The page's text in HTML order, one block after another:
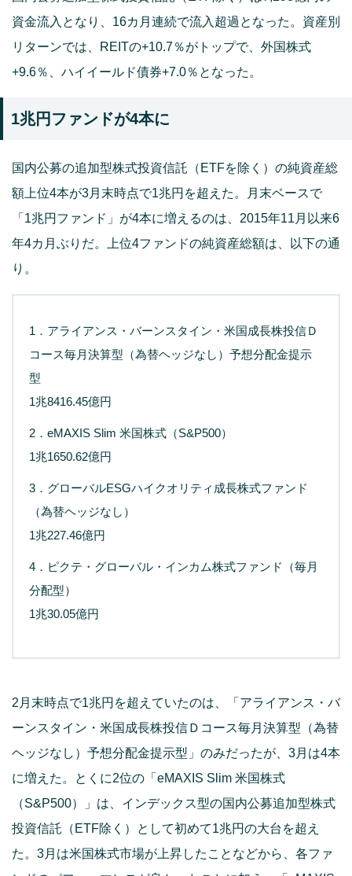
資金流入となり、16カ月連続で流入超過となった。資産別
リターンでは、REITの+10.7％がトップで、外国株式
+9.6％、ハイイールド債券+7.0％となった。
1兆円ファンドが4本に
国内公募の追加型株式投資信託（ETFを除く）の純資産総
額上位4本が3月末時点で1兆円を超えた。月末ベースで
「1兆円ファンド」が4本に増えるのは、2015年11月以来6
年4カ月ぶりだ。上位4ファンドの純資産総額は、以下の通
り。
1．アライアンス・バーンスタイン・米国成長株投信Ｄ
コース毎月決算型（為替ヘッジなし）予想分配金提示
型
1兆8416.45億円
2．eMAXIS Slim 米国株式（S&P500）
1兆1650.62億円
3．グローバルESGハイクオリティ成長株式ファンド
（為替ヘッジなし）
1兆227.46億円
4．ピクテ・グローバル・インカム株式ファンド（毎月
分配型）
1兆30.05億円
2月末時点で1兆円を超えていたのは、「アライアンス・バ
ーンスタイン・米国成長株投信Ｄコース毎月決算型（為替
ヘッジなし）予想分配金提示型」のみだったが、3月は4本
に増えた。とくに2位の「eMAXIS Slim 米国株式
（S&P500）」は、インデックス型の国内公募追加型株式
投資信託（ETF除く）として初めて1兆円の大台を超え
た。3月は米国株式市場が上昇したことなどから、各ファ